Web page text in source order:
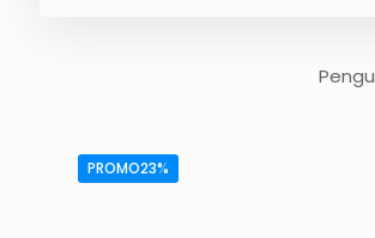
PROMO23%